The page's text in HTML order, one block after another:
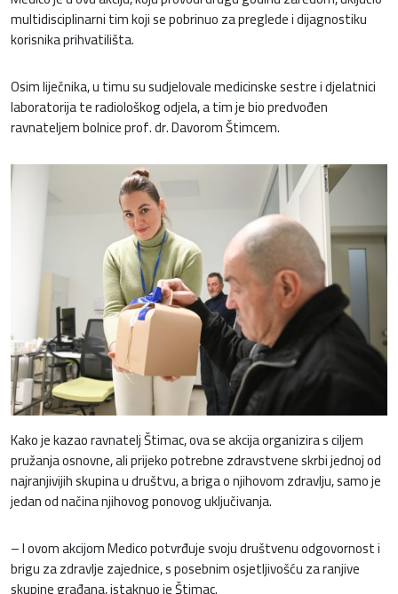
multidisciplinarni tim koji se pobrinuo za preglede i dijagnostiku
korisnika prihvatilišta.
Osim liječnika, u timu su sudjelovale medicinske sestre i djelatnici
laboratorija te radiološkog odjela, a tim je bio predvođen
ravnateljem bolnice prof. dr. Davorom Štimcem.
Kako je kazao ravnatelj Štimac, ova se akcija organizira s ciljem
pružanja osnovne, ali prijeko potrebne zdravstvene skrbi jednoj od
najranjivijih skupina u društvu, a briga o njihovom zdravlju, samo je
jedan od načina njihovog ponovog uključivanja.
– I ovom akcijom Medico potvrđuje svoju društvenu odgovornost i
brigu za zdravlje zajednice, s posebnim osjetljivošću za ranjive